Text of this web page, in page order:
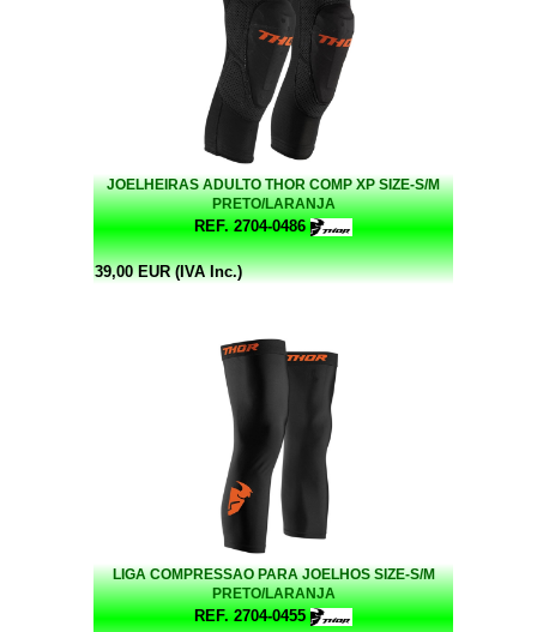
JOELHEIRAS ADULTO THOR COMP XP SIZE-S/M
PRETO/LARANJA
REF. 2704-0486
39,00 EUR (IVA Inc.)
LIGA COMPRESSAO PARA JOELHOS SIZE-S/M
PRETO/LARANJA
REF. 2704-0455